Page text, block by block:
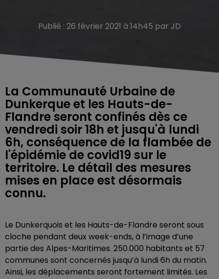
Publié : 26 février 2021 à 14h45 par JD
La Communauté Urbaine de
Dunkerque et les Hauts-de-
Flandre seront confinés dès ce
vendredi soir 18h et jusqu'à lundi
6h, conséquence de la flambée de
l'épidémie de covid19 sur le
territoire. Le détail des mesures
mises en place est désormais
connu.
Le Dunkerquois et les Hauts-de-Flandre seront sous
cloche pendant deux week-ends, à l’image d’une
partie des Alpes-Maritimes. 250.000 habitants et 57
communes sont concernés jusqu’à lundi 6h du matin.
Ainsi, les déplacements seront fortement limités. Les